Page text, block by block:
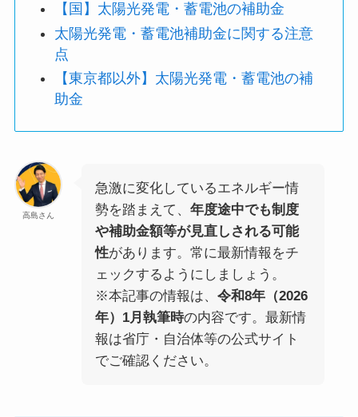
【国】太陽光発電・蓄電池の補助金
太陽光発電・蓄電池補助金に関する注意
点
【東京都以外】太陽光発電・蓄電池の補
助金
高島さん
急激に変化しているエネルギー情
勢を踏まえて、 年度途中でも制度
や補助金額等が見直しされる可能
性があります。常に最新情報をチ
ェックするようにしましょう。
※本記事の情報は、 令和8年（2026
年）1月執筆時の内容です。最新情
報は省庁・自治体等の公式サイト
でご確認ください。